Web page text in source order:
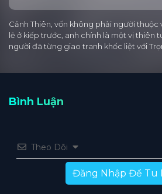
Cảnh Thiên, vốn không phải người thuộc
lẽ ở kiếp trước, anh chính là một vị thiên
người đã từng giao tranh khốc liệt với
Bình Luận
Theo Dõi
Đăng Nhập Để Tu